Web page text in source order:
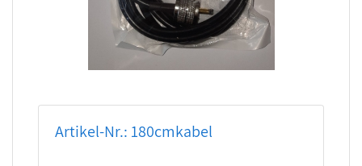
Artikel-Nr.: 180cmkabel